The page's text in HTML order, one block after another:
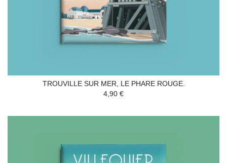
TROUVILLE SUR MER, LE PHARE ROUGE.
4,90 €